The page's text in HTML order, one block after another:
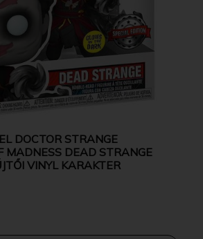
DOCTOR STRANGE
MADNESS DEAD STRANGE
VINYL KARAKTER